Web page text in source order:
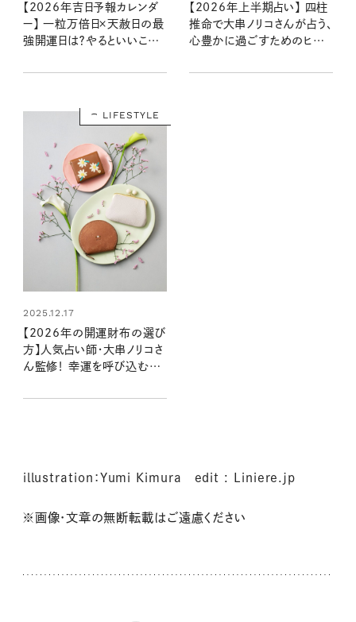
【2026年吉日予報カレンダ
ー】 一粒万倍日×天赦日の最
強開運日は？やるといいこと
【2026年上半期占い】 四柱
推命で大串ノリコさんが占う、
心豊かに過ごすためのヒント
LIFESTYLE
2025.12.17
【2026年の開運財布の選び
方】人気占い師・大串ノリコさ
ん監修！ 幸運を呼び込む注
き開運日は？
illustration：Yumi Kimura edit : Liniere.jp
※画像・文章の無断転載はご遠慮ください